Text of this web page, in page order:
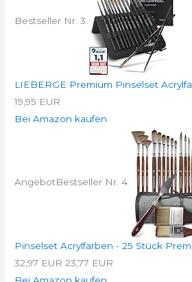
Bestseller Nr. 3
LIEBERGE Premium Pinselset
19,95 EUR
Bei Amazon kaufen
AngebotBestseller Nr. 4
Pinselset Acrylfarben - 25 Stück
32,97 EUR 23,77 EUR
Bei Amazon kaufen